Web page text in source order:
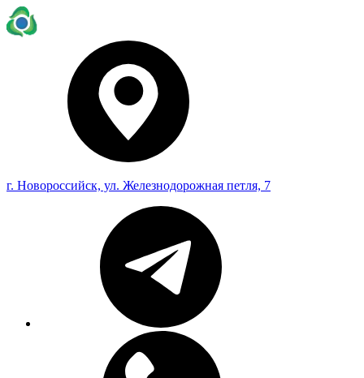
г. Новороссийск, ул. Железнодорожная петля, 7